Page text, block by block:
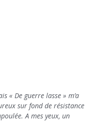
« De guerre lasse » m’a
sur fond de résistance
A mes yeux, un